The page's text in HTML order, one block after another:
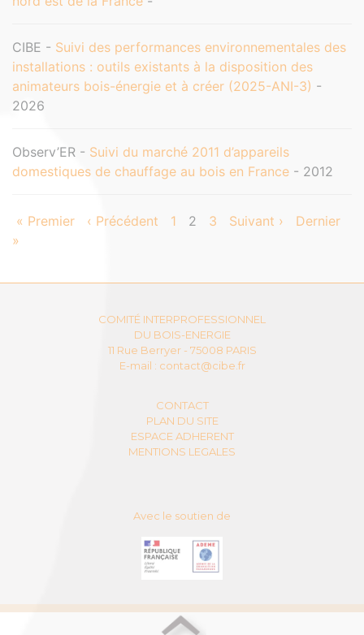
CIBE - Suivi des performances environnementales des
installations : outils existants à la disposition des
animateurs bois-énergie et à créer (2025-ANI-3) -
2026
Observ’ER - Suivi du marché 2011 d’appareils
domestiques de chauffage au bois en France - 2012
« Premier ‹ Précédent 1 2 3 Suivant ›
Dernier
»
COMITÉ INTERPROFESSIONNEL
DU BOIS-ENERGIE
11 Rue Berryer - 75008 PARIS
E-mail : contact@cibe.fr
CONTACT
PLAN DU SITE
ESPACE ADHERENT
MENTIONS LEGALES
Avec le soutien de